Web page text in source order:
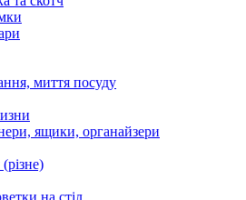
миття посуду
ящики, органайзери
на стіл